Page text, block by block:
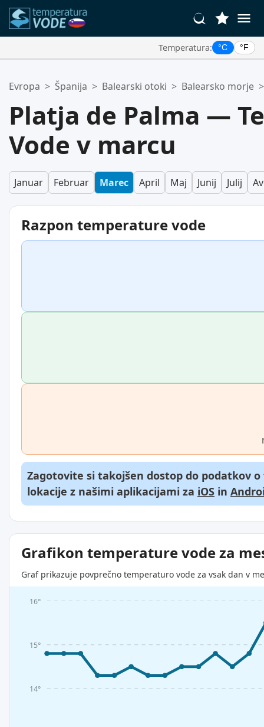
Temperatura: °C °F
Vaš seznam priljubljenih je prazen.
Evropa > Španija > Balearski otoki > Balearsko morje >
Platja de Palma —
Vode v marcu
Januar Februar Marec April Maj Junij Julij
Razpon temperature vode
Zagotovite si takojšen dostop do podatkov
lokacije z našimi aplikacijami za iOS in
Grafikon temperature vode za
Graf prikazuje povprečno temperaturo vode za vsak dan v
14°
15°
16°